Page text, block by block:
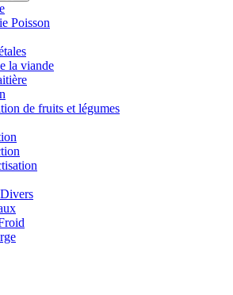
Poisson
la viande
de fruits et légumes